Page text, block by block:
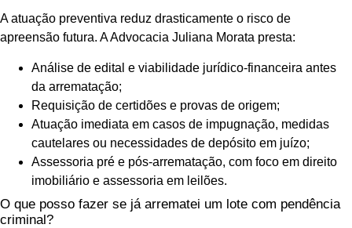
A atuação preventiva reduz drasticamente o risco de
apreensão futura. A Advocacia Juliana Morata presta:
Análise de edital e viabilidade jurídico-financeira antes
da arrematação;
Requisição de certidões e provas de origem;
Atuação imediata em casos de impugnação, medidas
cautelares ou necessidades de depósito em juízo;
Assessoria pré e pós-arrematação, com foco em direito
imobiliário e assessoria em leilões.
O que posso fazer se já arrematei um lote com pendência
criminal?